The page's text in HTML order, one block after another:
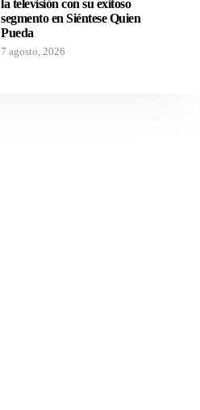
la televisión con su exitoso
segmento en Siéntese Quien
Pueda
7 agosto, 2026